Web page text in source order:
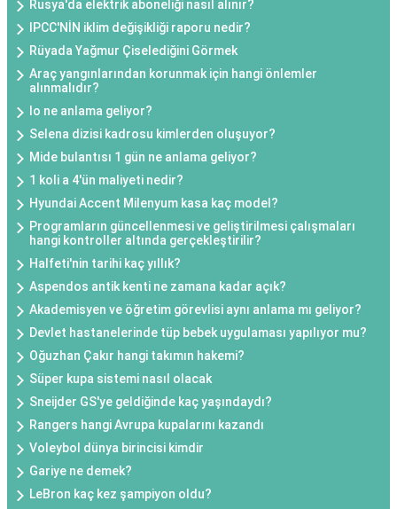
Rusya'da elektrik aboneliği nasıl alınır?
IPCC'NİN iklim değişikliği raporu nedir?
Rüyada Yağmur Çiselediğini Görmek
Araç yangınlarından korunmak için hangi önlemler
alınmalıdır?
Io ne anlama geliyor?
Selena dizisi kadrosu kimlerden oluşuyor?
Mide bulantısı 1 gün ne anlama geliyor?
1 koli a 4'ün maliyeti nedir?
Hyundai Accent Milenyum kasa kaç model?
Programların güncellenmesi ve geliştirilmesi çalışmaları
hangi kontroller altında gerçekleştirilir?
Halfeti'nin tarihi kaç yıllık?
Aspendos antik kenti ne zamana kadar açık?
Akademisyen ve öğretim görevlisi aynı anlama mı geliyor?
Devlet hastanelerinde tüp bebek uygulaması yapılıyor mu?
Oğuzhan Çakır hangi takımın hakemi?
Süper kupa sistemi nasıl olacak
Sneijder GS'ye geldiğinde kaç yaşındaydı?
Rangers hangi Avrupa kupalarını kazandı
Voleybol dünya birincisi kimdir
Gariye ne demek?
LeBron kaç kez şampiyon oldu?